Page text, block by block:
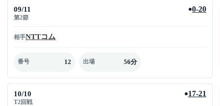
09/11
第2節
●0-20
相手NTTコム
番号 12 出場 56分
10/10
T2回戦
●17-21